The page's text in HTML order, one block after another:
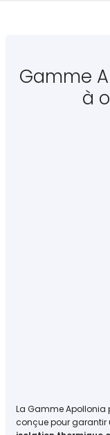
Gamme
à
La Gamme Apollonia
conçue pour garantir